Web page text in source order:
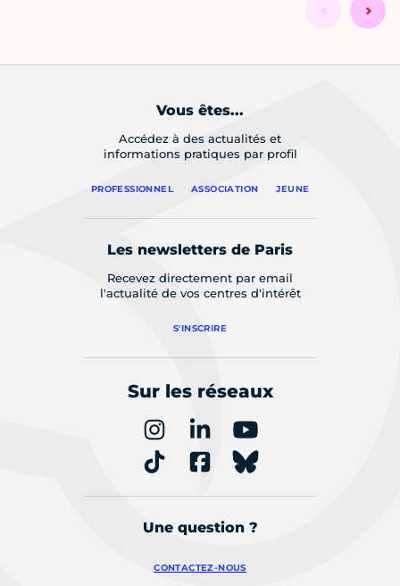
Vous êtes...
Accédez à des actualités et
informations pratiques par profil
PROFESSIONNEL ASSOCIATION JEUNE
Les newsletters de Paris
Recevez directement par email
l'actualité de vos centres d'intérêt
S'INSCRIRE
Sur les réseaux
Une question ?
CONTACTEZ-NOUS